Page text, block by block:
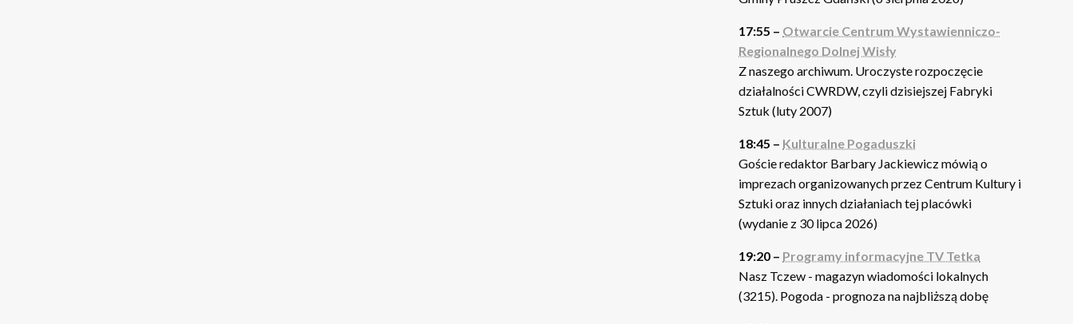
17:55 – Otwarcie Centrum Wystawienniczo-
Regionalnego Dolnej Wisły
Z naszego archiwum. Uroczyste rozpoczęcie
działalności CWRDW, czyli dzisiejszej Fabryki
Sztuk (luty 2007)
18:45 – Kulturalne Pogaduszki
Goście redaktor Barbary Jackiewicz mówią o
imprezach organizowanych przez Centrum Kultury i
Sztuki oraz innych działaniach tej placówki
(wydanie z 30 lipca 2026)
19:20 – Programy informacyjne TV Tetka
Nasz Tczew - magazyn wiadomości lokalnych
(3215). Pogoda - prognoza na najbliższą dobę